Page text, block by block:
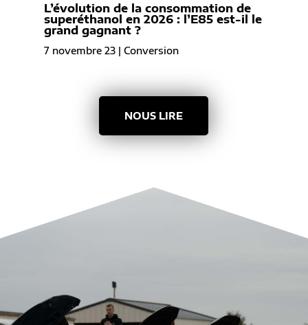
L’évolution de la consommation de
superéthanol en 2026 : l’E85 est-il le
grand gagnant ?
7 novembre 23| Conversion
NOUS LIRE